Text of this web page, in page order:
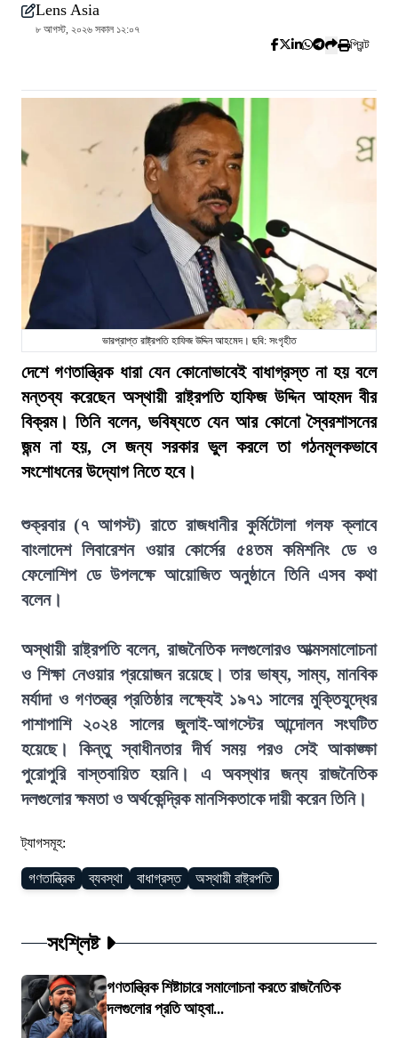
Lens Asia
৮ আগস্ট, ২০২৬ সকাল ১২:০৭
প্রিন্ট
ভারপ্রাপ্ত রাষ্ট্রপতি হাফিজ উদ্দিন আহমেদ। ছবি: সংগৃহীত
দেশে গণতান্ত্রিক ধারা যেন কোনোভাবেই বাধাগ্রস্ত না হয় বলে
মন্তব্য করেছেন অস্থায়ী রাষ্ট্রপতি হাফিজ উদ্দিন আহমদ বীর
বিক্রম। তিনি বলেন, ভবিষ্যতে যেন আর কোনো স্বৈরশাসনের
জন্ম না হয়, সে জন্য সরকার ভুল করলে তা গঠনমূলকভাবে
সংশোধনের উদ্যোগ নিতে হবে।
শুক্রবার (৭ আগস্ট) রাতে রাজধানীর কুর্মিটোলা গলফ ক্লাবে
বাংলাদেশ লিবারেশন ওয়ার কোর্সের ৫৪তম কমিশনিং ডে ও
ফেলোশিপ ডে উপলক্ষে আয়োজিত অনুষ্ঠানে তিনি এসব কথা
বলেন।
অস্থায়ী রাষ্ট্রপতি বলেন, রাজনৈতিক দলগুলোরও আত্মসমালোচনা
ও শিক্ষা নেওয়ার প্রয়োজন রয়েছে। তার ভাষ্য, সাম্য, মানবিক
মর্যাদা ও গণতন্ত্র প্রতিষ্ঠার লক্ষ্যেই ১৯৭১ সালের মুক্তিযুদ্ধের
পাশাপাশি ২০২৪ সালের জুলাই-আগস্টের আন্দোলন সংঘটিত
হয়েছে। কিন্তু স্বাধীনতার দীর্ঘ সময় পরও সেই আকাঙ্ক্ষা
পুরোপুরি বাস্তবায়িত হয়নি। এ অবস্থার জন্য রাজনৈতিক
দলগুলোর ক্ষমতা ও অর্থকেন্দ্রিক মানসিকতাকে দায়ী করেন তিনি।
ট্যাগসমূহ:
গণতান্ত্রিক ব্যবস্থা বাধাগ্রস্ত অস্থায়ী রাষ্ট্রপতি
সংশ্লিষ্ট
গণতান্ত্রিক শিষ্টাচারে সমালোচনা করতে রাজনৈতিক
দলগুলোর প্রতি আহ্বা...